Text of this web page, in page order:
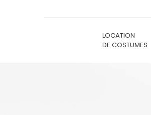
LOCATION
DE COSTUMES